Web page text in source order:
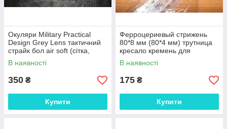
Окуляри Military Practical
Design Grey Lens тактичний
страйк бол air soft (сітка,
колір оправи — олива)
В наявності
350 ₴
Купити
Ферроцериевый стрижень
80*8 мм (80*4 мм) трутница
кресало кремень для
розпалювання багаття
высекатель іскор кресало для
В наявності
175 ₴
Купити